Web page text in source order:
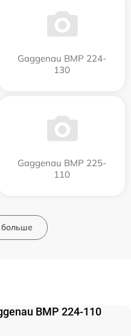
Gaggenau BMP 224-
130
Gaggenau BMP 225-
110
BMP 224-110